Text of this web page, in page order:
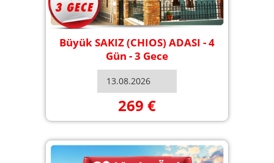
Büyük SAKIZ (CHIOS) ADASI - 4
Gün - 3 Gece
269 €